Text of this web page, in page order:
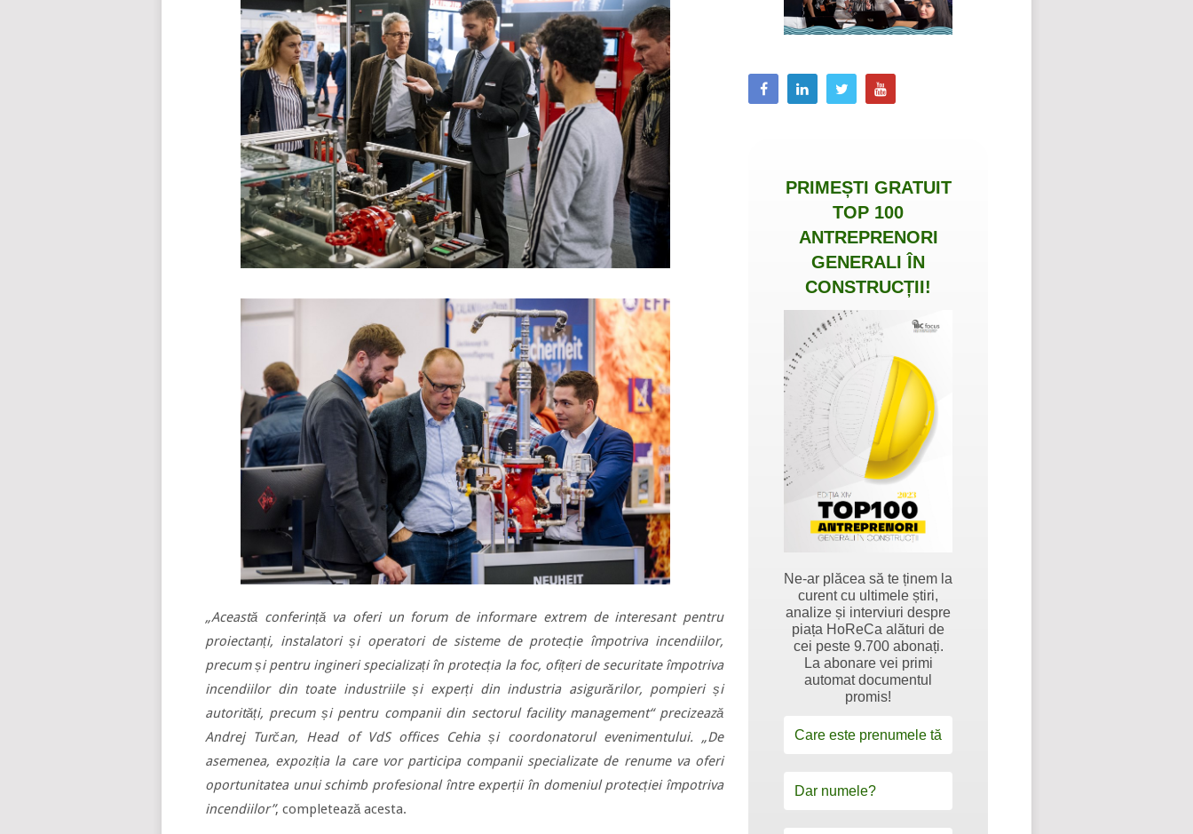
„Această conferință va oferi un forum de informare extrem de interesant pentru
proiectanți, instalatori și operatori de sisteme de protecție împotriva incendiilor,
precum și pentru ingineri specializați în protecția la foc, ofițeri de securitate împotriva
incendiilor din toate industriile și experți din industria asigurărilor, pompieri și
autorități, precum și pentru companii din sectorul facility management“ precizează
Andrej Turčan, Head of VdS offices Cehia și coordonatorul evenimentului. „De
asemenea, expoziția la care vor participa companii specializate de renume va oferi
oportunitatea unui schimb profesional între experții în domeniul protecției împotriva
incendiilor”, completează acesta.
PRIMEȘTI GRATUIT
TOP 100
ANTREPRENORI
GENERALI ÎN
CONSTRUCȚII!
Ne-ar plăcea să te ținem la
curent cu ultimele știri,
analize și interviuri despre
piața HoReCa alături de
cei peste 9.700 abonați.
La abonare vei primi
automat documentul
promis!